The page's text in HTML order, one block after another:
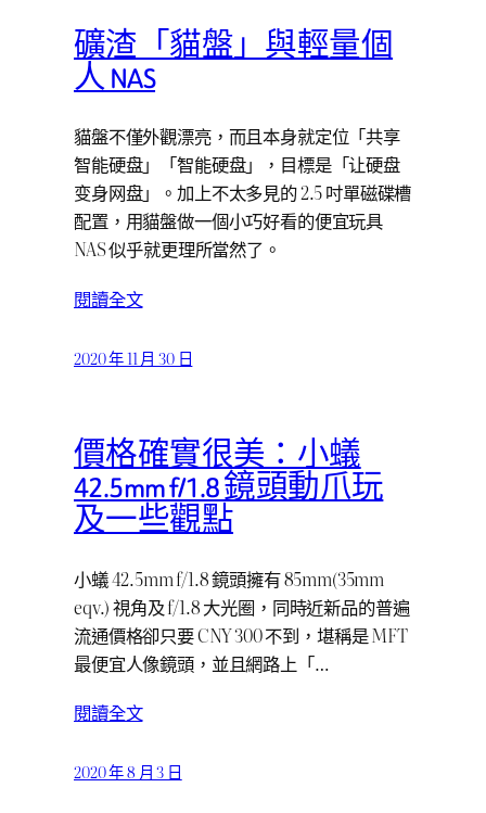
礦渣「貓盤」與輕量個
人 NAS
貓盤不僅外觀漂亮，而且本身就定位「共享
智能硬盘」「智能硬盘」，目標是「让硬盘
变身网盘」。加上不太多見的 2.5 吋單磁碟槽
配置，用貓盤做一個小巧好看的便宜玩具
NAS 似乎就更理所當然了。
閱讀全文
2020 年 11 月 30 日
價格確實很美：小蟻
42.5mm f/1.8 鏡頭動爪玩
及一些觀點
小蟻 42.5mm f/1.8 鏡頭擁有 85mm(35mm
eqv.) 視角及 f/1.8 大光圈，同時近新品的普遍
流通價格卻只要 CNY 300 不到，堪稱是 MFT
最便宜人像鏡頭，並且網路上「…
閱讀全文
2020 年 8 月 3 日